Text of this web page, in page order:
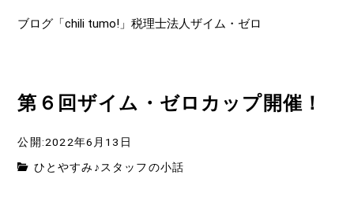
ブログ「chili tumo!」税理士法人ザイム・ゼロ
第６回ザイム・ゼロカップ開催！
公開:2022年6月13日
ひとやすみ♪スタッフの小話